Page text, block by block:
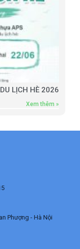
LỊCH HÈ 2026
Xem thêm »
Phượng - Hà Nội